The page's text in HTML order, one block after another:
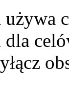
używa